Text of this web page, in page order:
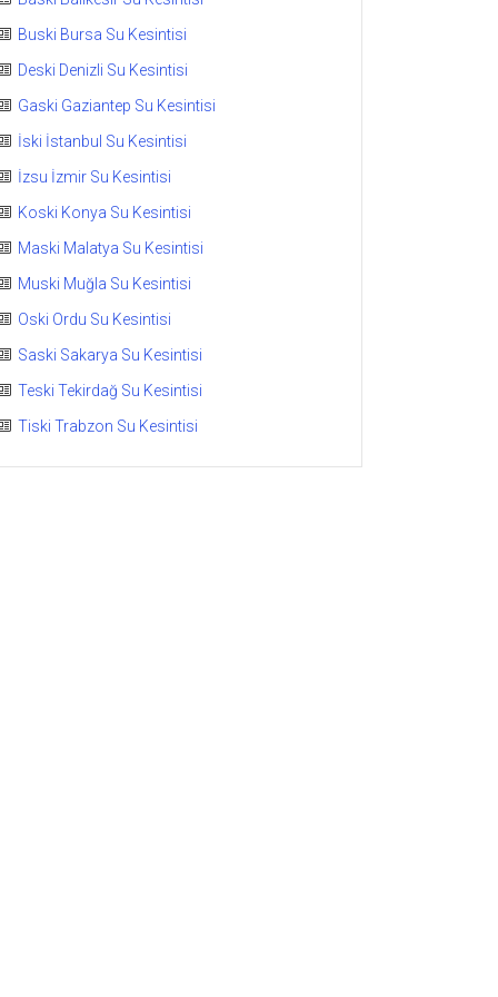
Buski Bursa Su Kesintisi
Deski Denizli Su Kesintisi
Gaski Gaziantep Su Kesintisi
İski İstanbul Su Kesintisi
İzsu İzmir Su Kesintisi
Koski Konya Su Kesintisi
Maski Malatya Su Kesintisi
Muski Muğla Su Kesintisi
Oski Ordu Su Kesintisi
Saski Sakarya Su Kesintisi
Teski Tekirdağ Su Kesintisi
Tiski Trabzon Su Kesintisi